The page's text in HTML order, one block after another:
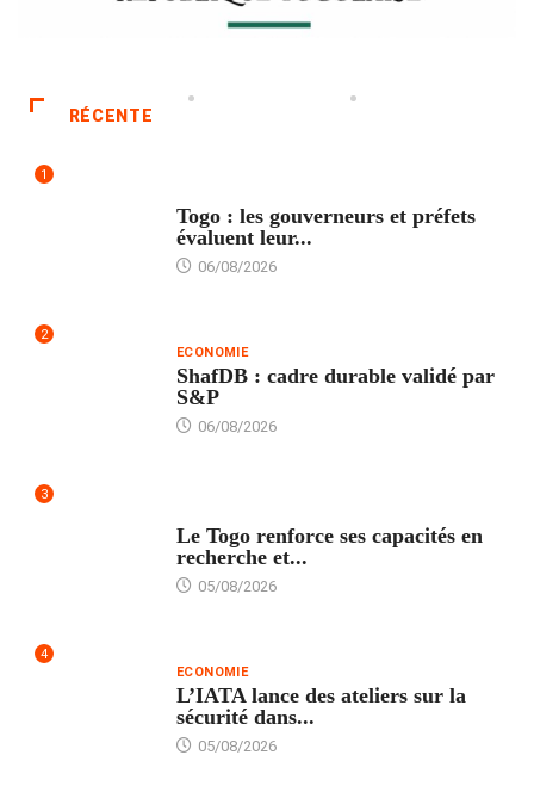
RÉCENTE
1
Togo : les gouverneurs et préfets
évaluent leur...
06/08/2026
2
ECONOMIE
ShafDB : cadre durable validé par
S&P
06/08/2026
3
Le Togo renforce ses capacités en
recherche et...
05/08/2026
4
ECONOMIE
L’IATA lance des ateliers sur la
sécurité dans...
05/08/2026